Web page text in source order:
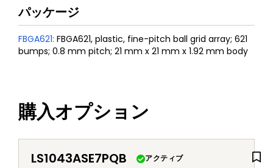
パッケージ
FBGA621: FBGA621, plastic, fine-pitch ball grid array; 621
bumps; 0.8 mm pitch; 21 mm x 21 mm x 1.92 mm body
購入オプション
LS1043ASE7PQB アクティブ